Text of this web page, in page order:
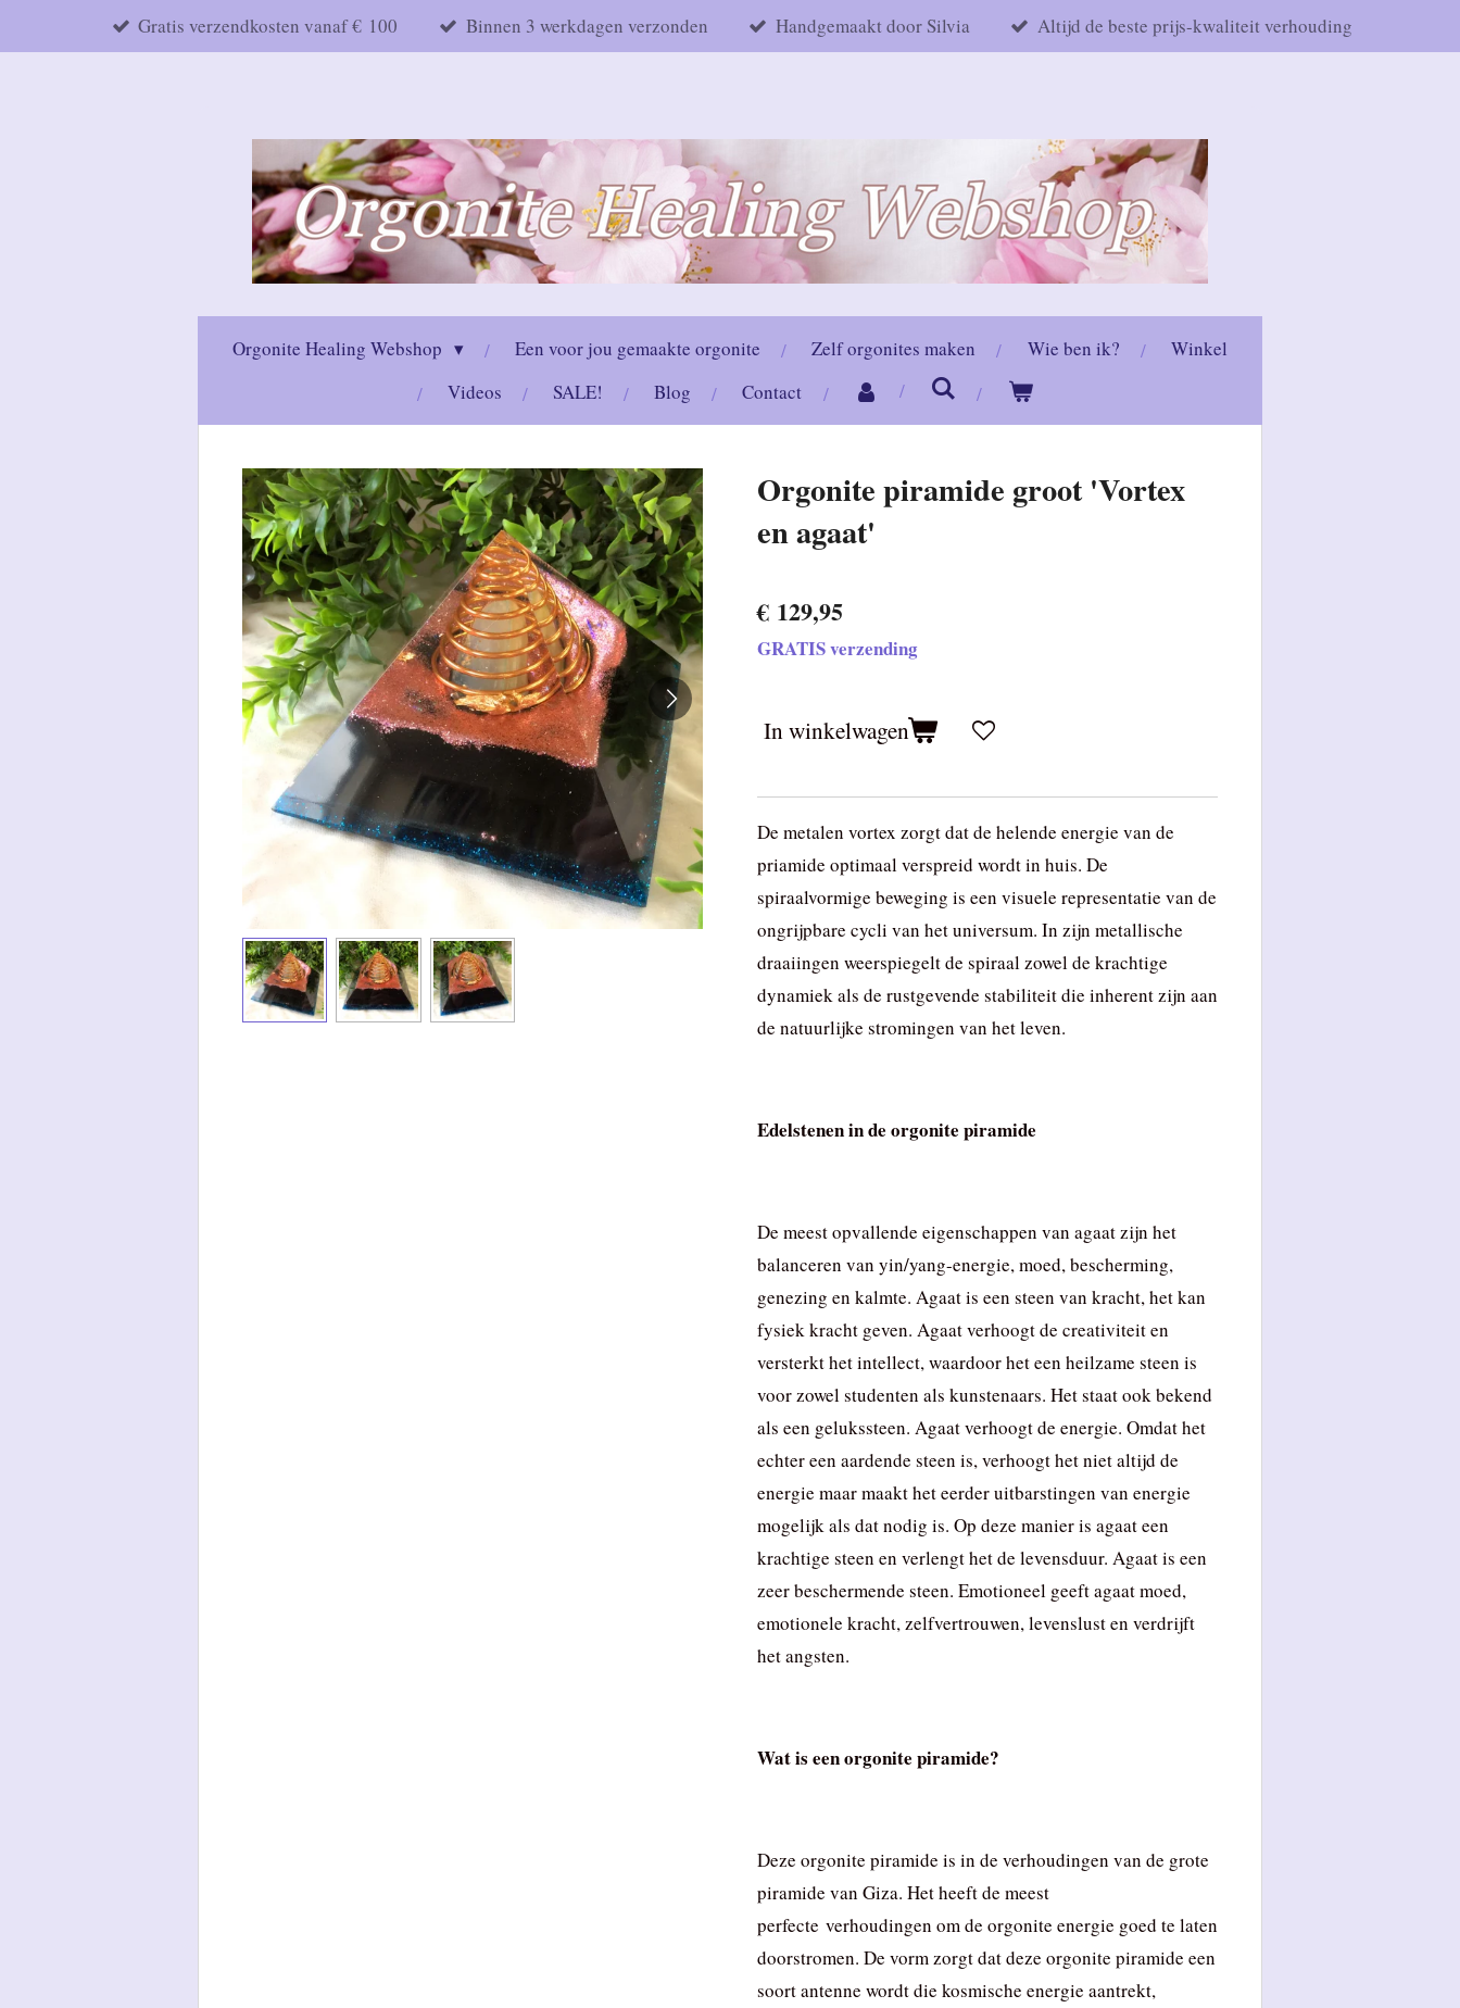
direct
Gratis verzendkosten vanaf € 100 Binnen 3 werkdagen verzonden Handgemaakt door Silvia Altijd de beste prijs-kwaliteit verhouding
Orgonite Healing Webshop Een voor jou gemaakte orgonite Zelf orgonites maken Wie ben ik?
Winkel
Videos
SALE! Blog Contact
Orgonite piramide groot 'Vortex
en agaat'
€ 129,95
GRATIS verzending
In winkelwagen
De metalen vortex zorgt dat de helende energie van de
priamide optimaal verspreid wordt in huis. De
spiraalvormige beweging is een visuele representatie van de
ongrijpbare cycli van het universum. In zijn metallische
draaiingen weerspiegelt de spiraal zowel de krachtige
dynamiek als de rustgevende stabiliteit die inherent zijn aan
de natuurlijke stromingen van het leven.
Edelstenen in de orgonite piramide
De meest opvallende eigenschappen van agaat zijn het
balanceren van yin/yang-energie, moed, bescherming,
genezing en kalmte. Agaat is een steen van kracht, het kan
fysiek kracht geven. Agaat verhoogt de creativiteit en
versterkt het intellect, waardoor het een heilzame steen is
voor zowel studenten als kunstenaars. Het staat ook bekend
als een gelukssteen. Agaat verhoogt de energie. Omdat het
echter een aardende steen is, verhoogt het niet altijd de
energie maar maakt het eerder uitbarstingen van energie
mogelijk als dat nodig is. Op deze manier is agaat een
krachtige steen en verlengt het de levensduur. Agaat is een
zeer beschermende steen. Emotioneel geeft agaat moed,
emotionele kracht, zelfvertrouwen, levenslust en verdrijft
het angsten.
Wat is een orgonite piramide?
Deze orgonite piramide is in de verhoudingen van de grote
piramide van Giza. Het heeft de meest
perfecte verhoudingen om de orgonite energie goed te laten
doorstromen. De vorm zorgt dat deze orgonite piramide een
soort antenne wordt die kosmische energie aantrekt,